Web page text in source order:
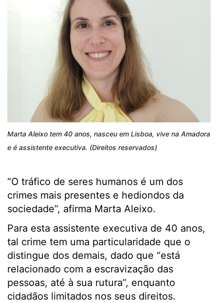
Marta Aleixo tem 40 anos, nasceu em Lisboa, vive na Amadora
e é assistente executiva. (Direitos reservados)
“O tráfico de seres humanos é um dos
crimes mais presentes e hediondos da
sociedade”, afirma Marta Aleixo.
Para esta assistente executiva de 40 anos,
tal crime tem uma particularidade que o
distingue dos demais, dado que “está
relacionado com a escravização das
pessoas, até à sua rutura”, enquanto
cidadãos limitados nos seus direitos.